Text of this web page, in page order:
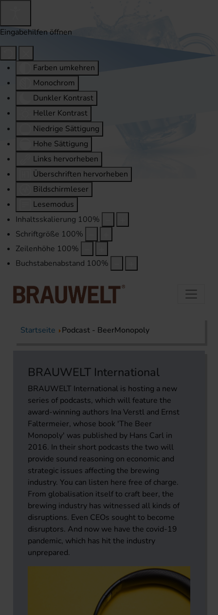
Eingabehilfen öffnen
Farben umkehren
Monochrom
Dunkler Kontrast
Heller Kontrast
Niedrige Sättigung
Hohe Sättigung
Links hervorheben
Überschriften hervorheben
Bildschirmleser
Lesemodus
Inhaltsskalierung 100%
Schriftgröße 100%
Zeilenhöhe 100%
Buchstabenabstand 100%
Startseite Podcast - BeerMonopoly
BRAUWELT International
BRAUWELT International is hosting a new
series of podcasts, which will feature the
award-winning authors Ina Verstl and Ernst
Faltermeier, whose book 'The Beer
Monopoly' was published by Hans Carl in
2016. In their short podcasts the two will
provide sound reasoning on economic and
strategic issues affecting the brewing
industry. You can listen here free of charge.
From globalisation itself to craft beer, the
brewing industry has witnessed all kinds of
disruptions. Even CEOs sought to become
disruptors. And now we have the covid-19
pandemic, which has hit the industry
unprepared.